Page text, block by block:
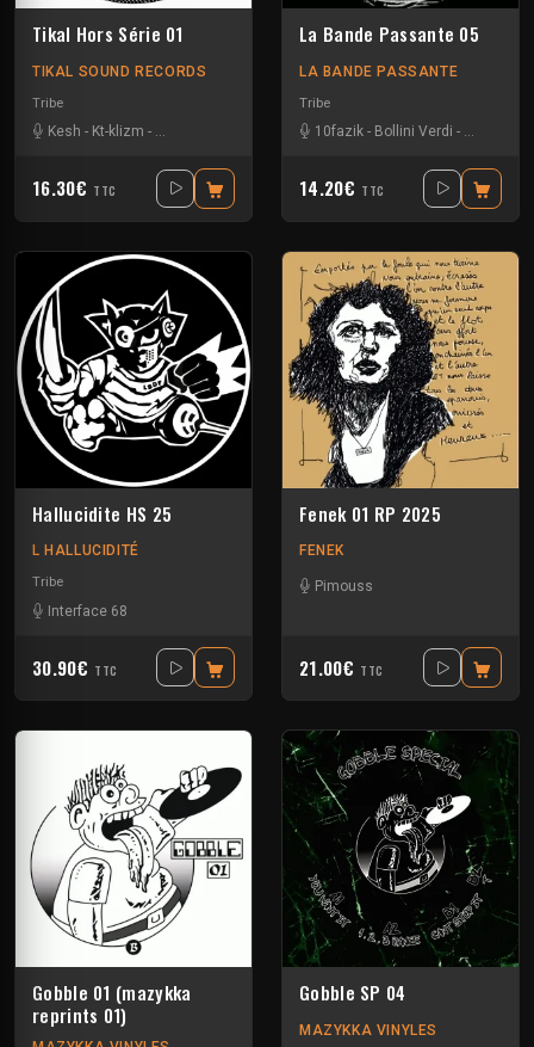
Tikal Hors Série 01
TIKAL SOUND RECORDS
Tribe
Kesh - Kt-klizm - Les400coups
16.30€ TTC
La Bande Passante 05
LA BANDE PASSANTE
Tribe
10fazik - Bollini Verdi - Gui-two
14.20€ TTC
Hallucidite HS 25
L HALLUCIDITÉ
Tribe
Interface 68
30.90€ TTC
Fenek 01 RP 2025
FENEK
Pimouss
21.00€ TTC
Gobble 01 (mazykka
reprints 01)
Gobble SP 04
MAZYKKA VINYLES